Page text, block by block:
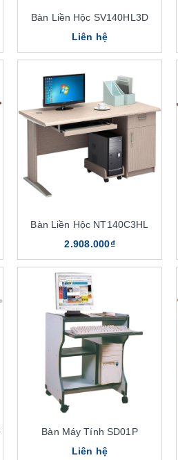
Bàn Liền Hộc SV140HL3D
Liên hệ
Bàn Liền Hộc NT140C3HL
2.908.000₫
Bàn Máy Tính SD01P
Liên hệ